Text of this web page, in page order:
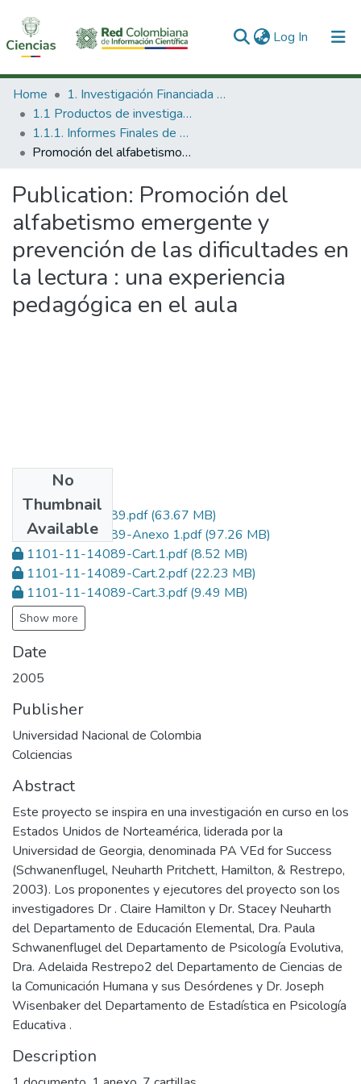
Log In (current)
Communities & Collections
All of DSpace
Statistics
Home
1. Investigación Financiada con Recursos Públicos
1.1 Productos de investigación
1.1.1. Informes Finales de Proyectos de Investigación
Promoción del alfabetismo emergente y prevención de las dificultades en la lectura : una experiencia pedagógica en el aula
Publication: Promoción del
alfabetismo emergente y
prevención de las dificultades en
la lectura : una experiencia
pedagógica en el aula
No
Thumbnail
Available
1101-11-14089.pdf(63.67 MB)
1101-11-14089-Anexo 1.pdf(97.26 MB)
1101-11-14089-Cart.1.pdf(8.52 MB)
1101-11-14089-Cart.2.pdf(22.23 MB)
1101-11-14089-Cart.3.pdf(9.49 MB)
Show more
Date
2005
Publisher
Universidad Nacional de Colombia
Colciencias
Abstract
Este proyecto se inspira en una investigación en curso en los
Estados Unidos de Norteamérica, liderada por la
Universidad de Georgia, denominada PA VEd for Success
(Schwanenflugel, Neuharth Pritchett, Hamilton, & Restrepo,
2003). Los proponentes y ejecutores del proyecto son los
investigadores Dr . Claire Hamilton y Dr. Stacey Neuharth
del Departamento de Educación Elemental, Dra. Paula
Schwanenflugel del Departamento de Psicología Evolutiva,
Dra. Adelaida Restrepo2 del Departamento de Ciencias de
la Comunicación Humana y sus Desórdenes y Dr. Joseph
Wisenbaker del Departamento de Estadística en Psicología
Educativa .
Description